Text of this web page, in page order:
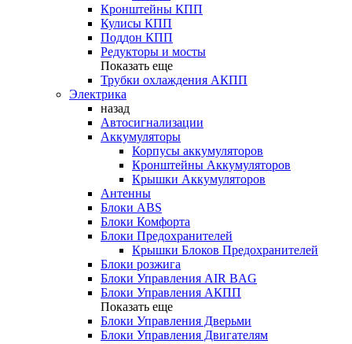
Кронштейны КПП
Кулисы КПП
Поддон КПП
Редукторы и мосты
Показать еще
Трубки охлаждения АКПП
Электрика
назад
Автосигнализации
Аккумуляторы
Корпусы аккумуляторов
Кронштейны Аккумуляторов
Крышки Аккумуляторов
Антенны
Блоки ABS
Блоки Комфорта
Блоки Предохранителей
Крышки Блоков Предохранителей
Блоки розжига
Блоки Управления AIR BAG
Блоки Управления АКПП
Показать еще
Блоки Управления Дверьми
Блоки Управления Двигателям